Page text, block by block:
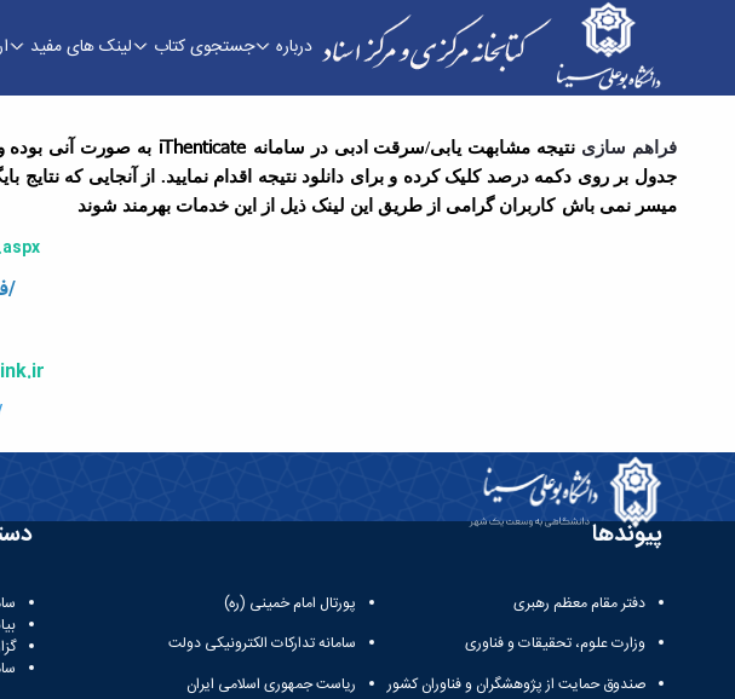
درباره جستجوی کتاب لینک های مفید
فراهم سازی نتیجه مشابهت یابی/سرقت ادبی در سامانه iThenticate به صورت آنی بوده
جدول بر روی دکمه درصد کلیک کرده و برای دانلود نتیجه اقدام نمایید. از آنجایی که
میسر نمی باش کاربران گرامی از طریق این لینک ذیل از این خدمات بهرمند شوند
/
پیوندها
دفتر مقام معظم رهبری
وزارت علوم، تحقیقات و فناوری
صندوق حمایت از پژوهشگران و فناوران کشور
پورتال امام خمینی (ره)
سامانه تدارکات الکترونیکی دولت
ریاست جمهوری اسلامی ایران